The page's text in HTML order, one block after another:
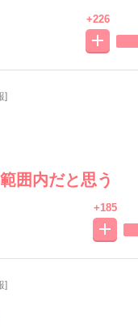
+226
]
囲内だと思う
+185
]